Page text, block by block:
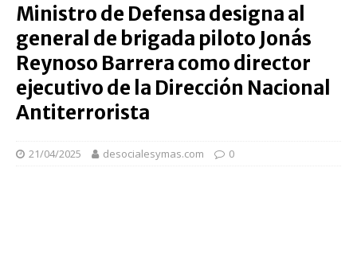
Ministro de Defensa designa al
general de brigada piloto Jonás
Reynoso Barrera como director
ejecutivo de la Dirección Nacional
Antiterrorista
21/04/2025 desocialesymas.com 0